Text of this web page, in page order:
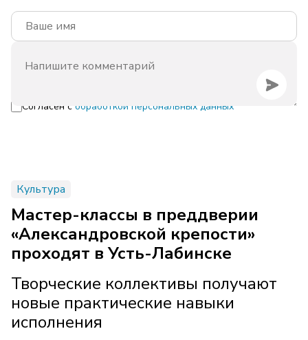
Согласен с обработкой персональных данных
Культура
Мастер-классы в преддверии
«Александровской крепости»
проходят в Усть-Лабинске
Творческие коллективы получают
новые практические навыки
исполнения